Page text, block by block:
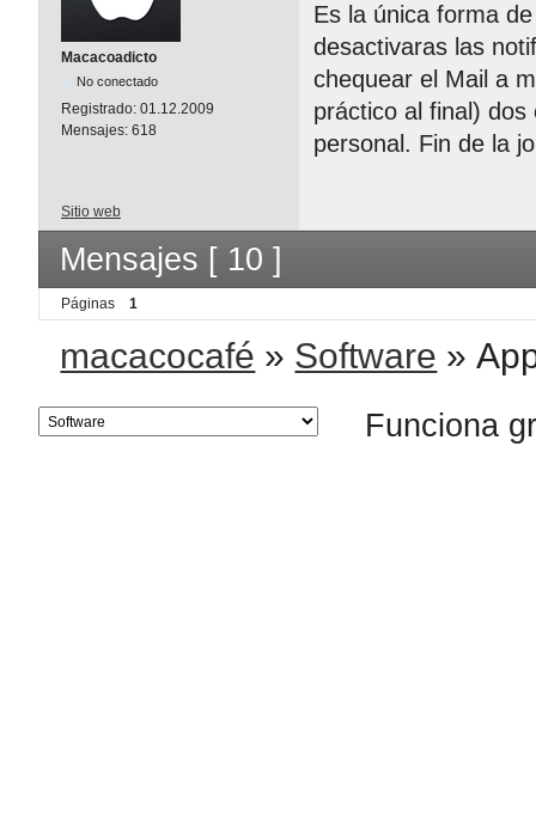
Macacoadicto
No conectado
Registrado: 01.12.2009
Mensajes: 618
Es la única forma
desactivaras las
chequear el Mail a
práctico al final)
personal. Fin de la
Sitio web
Mensajes [ 10 ]
Páginas 1
macacocafé » Software »
Funciona